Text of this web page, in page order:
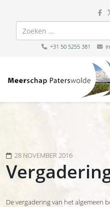
Zoeken
+31 50 5255 381
28 NOVEMBER 2016
De vergadering van het algemeen